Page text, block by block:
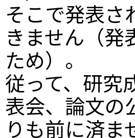
そこで発表さ
きません（発
ため）。
従って、研究
表会、論文の
りも前に済ま